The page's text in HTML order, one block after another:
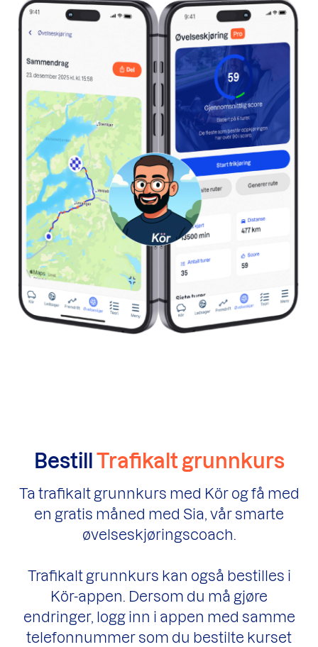
BestillTrafikalt grunnkurs
Ta trafikalt grunnkurs med Kör og få med
en gratis måned med Sia, vår smarte
øvelseskjøringscoach.
Trafikalt grunnkurs kan også bestilles i
Kör-appen. Dersom du må gjøre
endringer, logg inn i appen med samme
telefonnummer som du bestilte kurset